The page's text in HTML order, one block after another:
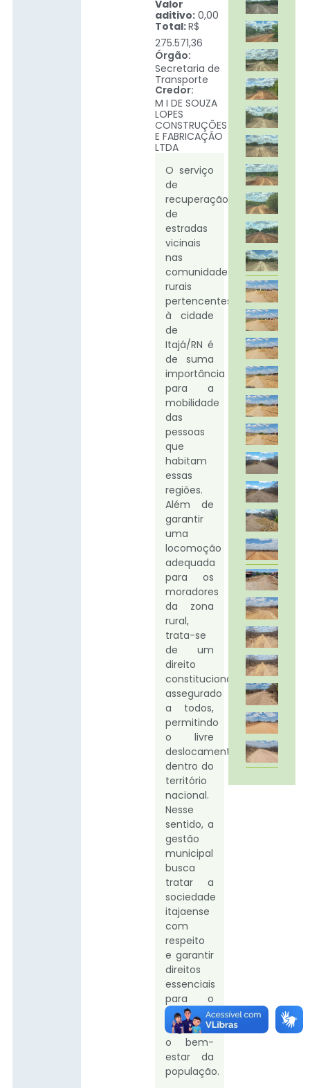
Valor
aditivo: 0,00
Total:R$
275.571,36
Órgão:
Secretaria de
Transporte
Credor:
M I DE SOUZA
LOPES
CONSTRUÇÕES
E FABRICAÇÃO
LTDA
O serviço
de
recuperação
de
estradas
vicinais
nas
comunidades
rurais
pertencentes
à cidade
de
Itajá/RN é
de suma
importância
para a
mobilidade
das
pessoas
que
habitam
essas
regiões.
Além de
garantir
uma
locomoção
adequada
para os
moradores
da zona
rural,
trata-se
de um
direito
constitucional
assegurado
a todos,
permitindo
o livre
deslocamento
dentro do
território
nacional.
Nesse
sentido, a
gestão
municipal
busca
tratar a
sociedade
itajaense
com
respeito
e garantir
direitos
essenciais
para o
deslocamento
seguro e
o bem-
estar da
população.